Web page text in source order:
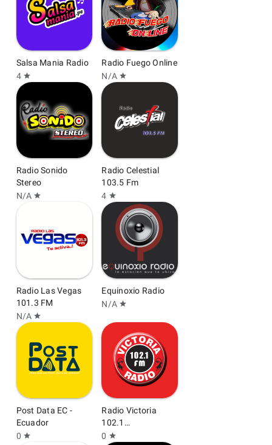
Salsa Mania Radio
4 star
Radio Fuego Online
N/A star
Radio Sonido
Stereo
N/A star
Radio Celestial
103.5 Fm
4 star
Radio Las Vegas
101.3 FM
N/A star
Equinoxio Radio
N/A star
Post Data EC -
Ecuador
0 star
Radio Victoria
102.1
Chachapoyas
0 star